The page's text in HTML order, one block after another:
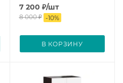
7 200 ₽/шт
8 000₽ -10%
В КОРЗИНУ